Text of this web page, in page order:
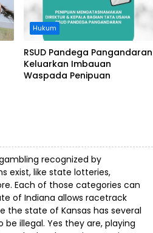
Hukum
RSUD Pandega Pangandaran
Keluarkan Imbauan
Waspada Penipuan
recognized by
exist, like state lotteries,
Each of those categories can
of Indiana allows racetrack
the state of Kansas has several
illegal. Yes they are, playing